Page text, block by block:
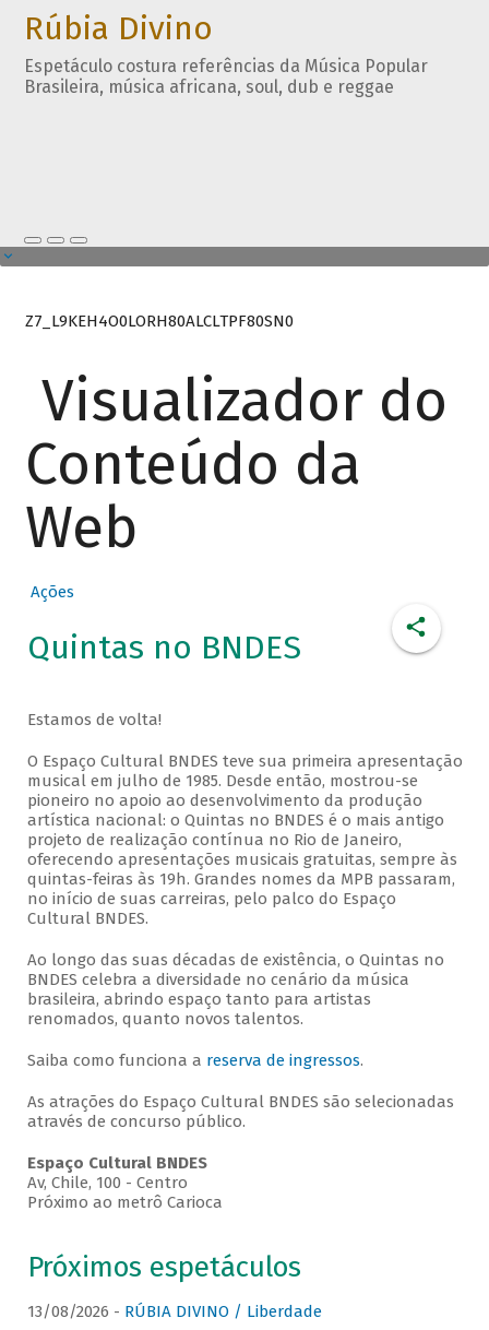
Rúbia Divino
Espetáculo costura referências da Música Popular
Brasileira, música africana, soul, dub e reggae
Z7_L9KEH4O0LORH80ALCLTPF80SN0
Visualizador do
Conteúdo da
Web
Ações
Quintas no BNDES
Estamos de volta!
O Espaço Cultural BNDES teve sua primeira apresentação
musical em julho de 1985. Desde então, mostrou-se
pioneiro no apoio ao desenvolvimento da produção
artística nacional: o Quintas no BNDES é o mais antigo
projeto de realização contínua no Rio de Janeiro,
oferecendo apresentações musicais gratuitas, sempre às
quintas-feiras às 19h. Grandes nomes da MPB passaram,
no início de suas carreiras, pelo palco do Espaço
Cultural BNDES.
Ao longo das suas décadas de existência, o Quintas no
BNDES celebra a diversidade no cenário da música
brasileira, abrindo espaço tanto para artistas
renomados, quanto novos talentos.
Saiba como funciona a reserva de ingressos.
As atrações do Espaço Cultural BNDES são selecionadas
através de concurso público.
Espaço Cultural BNDES
Av, Chile, 100 - Centro
Próximo ao metrô Carioca
Próximos espetáculos
13/08/2026 - RÚBIA DIVINO / Liberdade